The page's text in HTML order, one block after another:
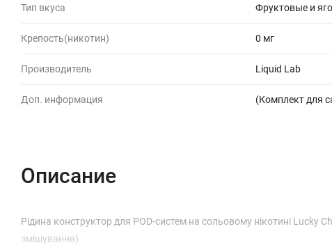
Тип вкуса Фруктовые и
Крепость(никотин) 0 мг
Производитель Liquid Lab
Доп. информация (Комплект для
Описание
Рідина конструктор для POD-систем на сольовому нікотині Lucky
змішування)